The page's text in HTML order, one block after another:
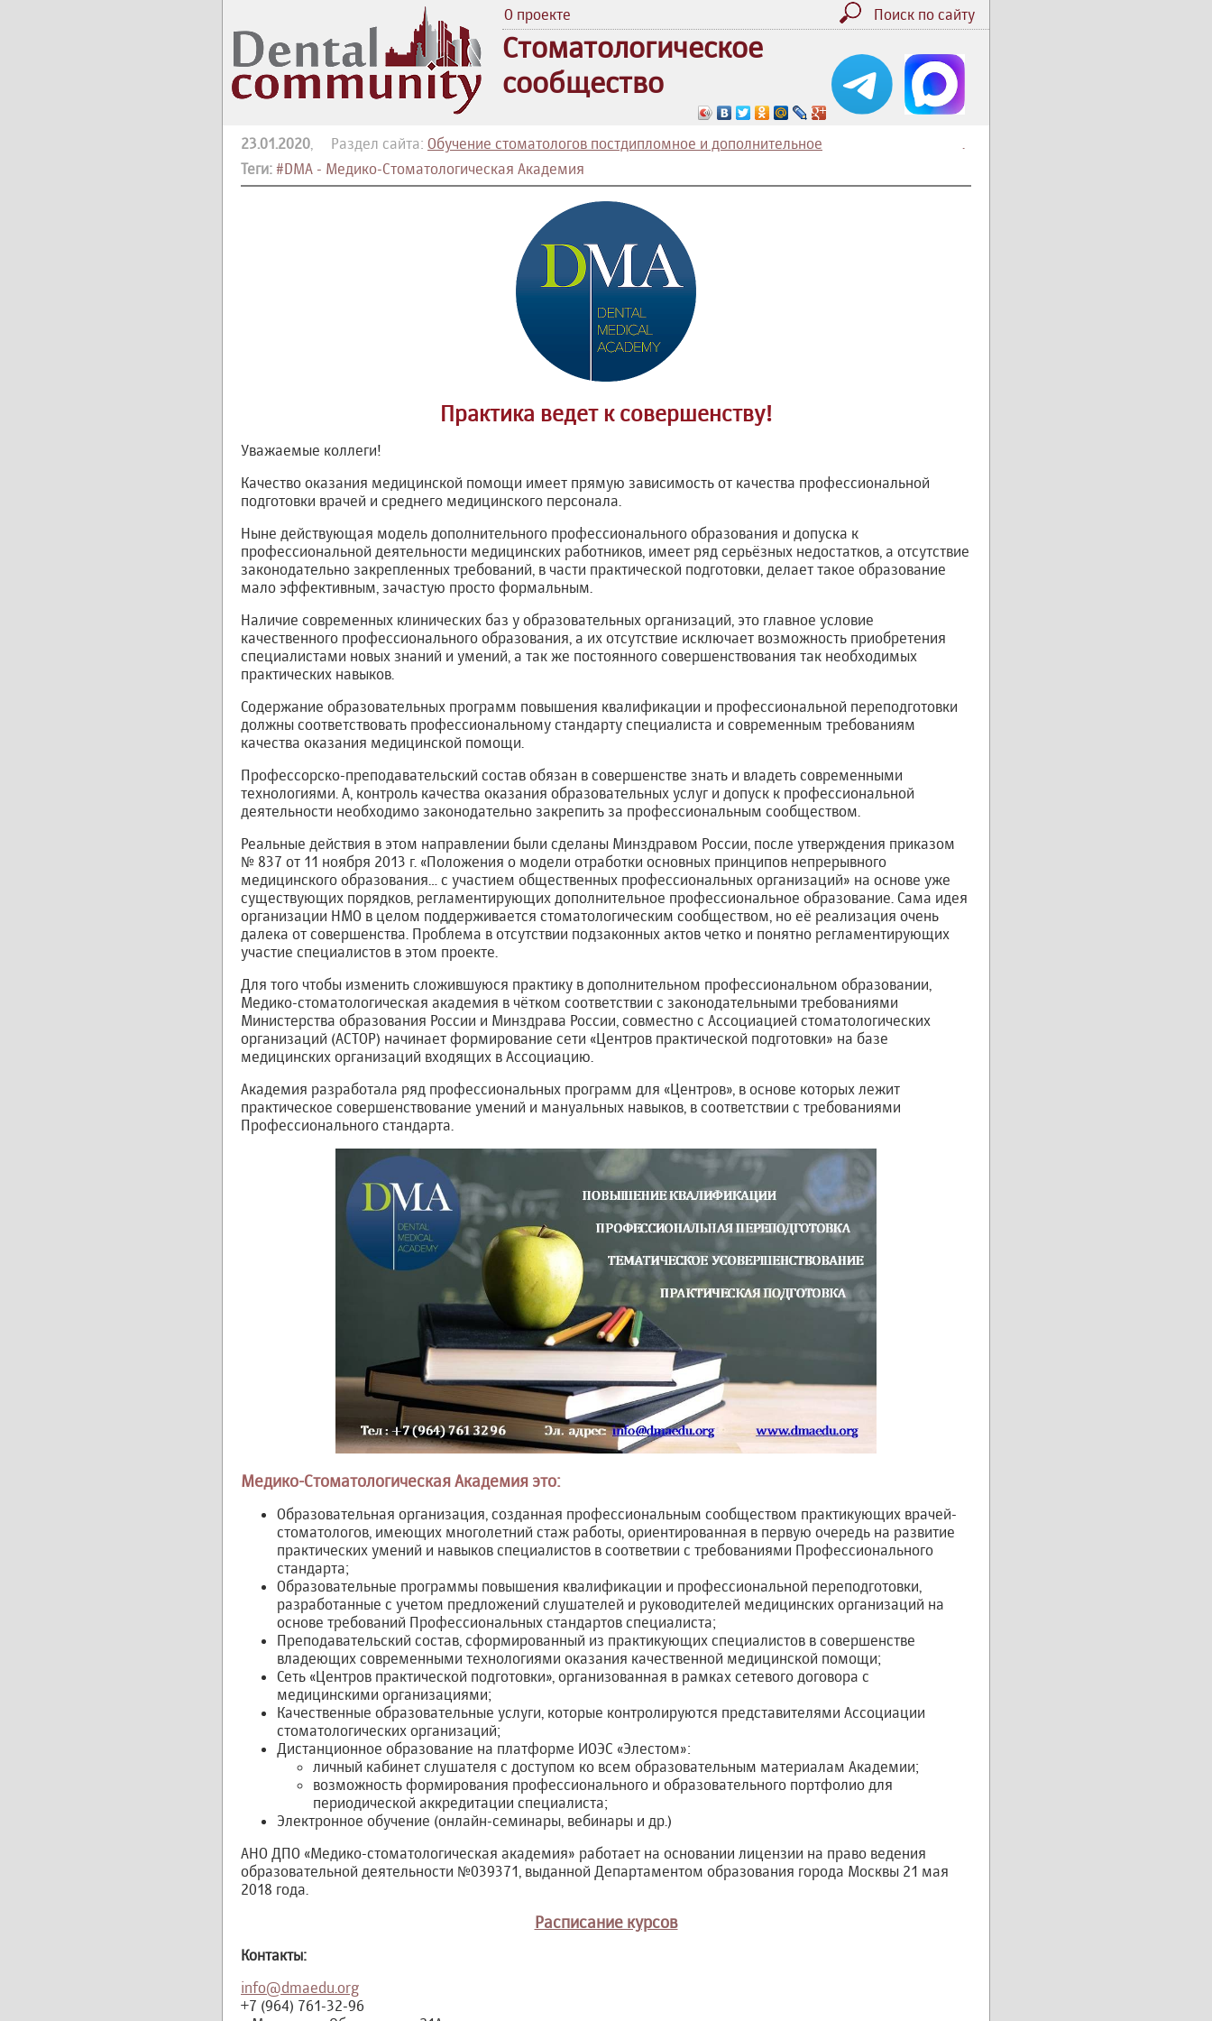
О проекте Поиск по сайту
Стоматологическое
сообщество
.
23.01.2020, Раздел сайта: Обучение стоматологов постдипломное и дополнительное
Теги: #DMA - Медико-Стоматологическая Академия
Практика ведет к совершенству!
Уважаемые коллеги!
Качество оказания медицинской помощи имеет прямую зависимость от качества профессиональной
подготовки врачей и среднего медицинского персонала.
Ныне действующая модель дополнительного профессионального образования и допуска к
профессиональной деятельности медицинских работников, имеет ряд серьёзных недостатков, а отсутствие
законодательно закрепленных требований, в части практической подготовки, делает такое образование
мало эффективным, зачастую просто формальным.
Наличие современных клинических баз у образовательных организаций, это главное условие
качественного профессионального образования, а их отсутствие исключает возможность приобретения
специалистами новых знаний и умений, а так же постоянного совершенствования так необходимых
практических навыков.
Содержание образовательных программ повышения квалификации и профессиональной переподготовки
должны соответствовать профессиональному стандарту специалиста и современным требованиям
качества оказания медицинской помощи.
Профессорско-преподавательский состав обязан в совершенстве знать и владеть современными
технологиями. А, контроль качества оказания образовательных услуг и допуск к профессиональной
деятельности необходимо законодательно закрепить за профессиональным сообществом.
Реальные действия в этом направлении были сделаны Минздравом России, после утверждения приказом
№ 837 от 11 ноября 2013 г. «Положения о модели отработки основных принципов непрерывного
медицинского образования… с участием общественных профессиональных организаций» на основе уже
существующих порядков, регламентирующих дополнительное профессиональное образование. Сама идея
организации НМО в целом поддерживается стоматологическим сообществом, но её реализация очень
далека от совершенства. Проблема в отсутствии подзаконных актов четко и понятно регламентирующих
участие специалистов в этом проекте.
Для того чтобы изменить сложившуюся практику в дополнительном профессиональном образовании,
Медико-стоматологическая академия в чётком соответствии с законодательными требованиями
Министерства образования России и Минздрава России, совместно с Ассоциацией стоматологических
организаций (АСТОР) начинает формирование сети «Центров практической подготовки» на базе
медицинских организаций входящих в Ассоциацию.
Академия разработала ряд профессиональных программ для «Центров», в основе которых лежит
практическое совершенствование умений и мануальных навыков, в соответствии с требованиями
Профессионального стандарта.
Медико-Стоматологическая Академия это:
Образовательная организация, созданная профессиональным сообществом практикующих врачей-
стоматологов, имеющих многолетний стаж работы, ориентированная в первую очередь на развитие
практических умений и навыков специалистов в соответвии с требованиями Профессионального
стандарта;
Образовательные программы повышения квалификации и профессиональной переподготовки,
разработанные с учетом предложений слушателей и руководителей медицинских организаций на
основе требований Профессиональных стандартов специалиста;
Преподавательский состав, сформированный из практикующих специалистов в совершенстве
владеющих современными технологиями оказания качественной медицинской помощи;
Сеть «Центров практической подготовки», организованная в рамках сетевого договора с
медицинскими организациями;
Качественные образовательные услуги, которые контролируются представителями Ассоциации
стоматологических организаций;
Дистанционное образование на платформе ИОЭС «Элестом»:
личный кабинет слушателя с доступом ко всем образовательным материалам Академии;
возможность формирования профессионального и образовательного портфолио для
периодической аккредитации специалиста;
Электронное обучение (онлайн-семинары, вебинары и др.)
АНО ДПО «Медико-стоматологическая академия» работает на основании лицензии на право ведения
образовательной деятельности №039371, выданной Департаментом образования города Москвы 21 мая
2018 года.
Расписание курсов
Контакты:
info@dmaedu.org
+7 (964) 761-32-96